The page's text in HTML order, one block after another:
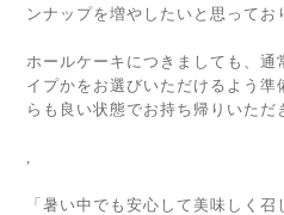
ンナップを増やしたいと思ってお
ホールケーキにつきましても、通
イプかをお選びいただけるよう準
らも良い状態でお持ち帰りいただ
「暑い中でも安心して美味しく